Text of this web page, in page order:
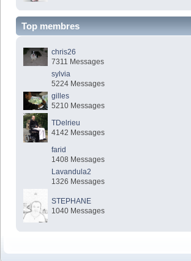
Top membres
chris26
7311 Messages
sylvia
5224 Messages
gilles
5210 Messages
TDelrieu
4142 Messages
farid
1408 Messages
Lavandula2
1326 Messages
STEPHANE
1040 Messages